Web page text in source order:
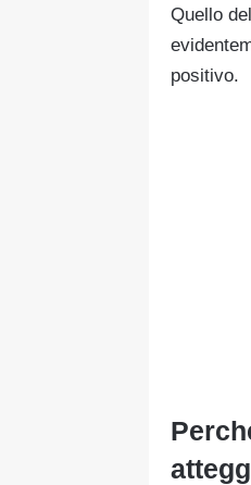
Quello
positivo.